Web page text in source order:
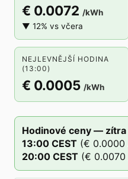
€ 0.0072 /kWh
▼ 12% vs včera
NEJLEVNĚJŠÍ HODINA
(13:00)
€ 0.0005 /kWh
Hodinové ceny — zítra
13:00 CEST (€ 0.0000
20:00 CEST (€ 0.0070